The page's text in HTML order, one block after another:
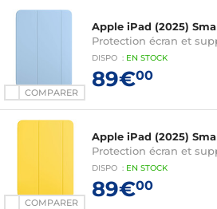
COMPARER
Apple iPad (2025)
Protection écran et
DISPO : EN STOCK
89€00
COMPARER
Apple iPad (2025)
Protection écran et
DISPO : EN STOCK
89€00